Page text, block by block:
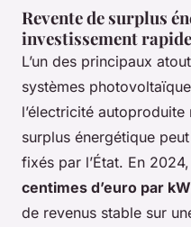
Revente de surplus
investissement
L’un des principaux
systèmes
l’électricité
surplus énergétique
fixés par l’État. En
centimes d’euro par
de revenus stable sur